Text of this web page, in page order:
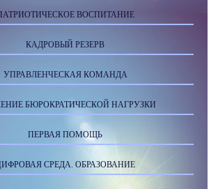
ВОСПИТАНИЕ
КАДРОВЫЙ РЕЗЕРВ
УПРАВЛЕНЧЕСКАЯ КОМАНДА
БЮРОКРАТИЧЕСКОЙ НАГРУЗКИ
ПЕРВАЯ ПОМОЩЬ
СРЕДА. ОБРАЗОВАНИЕ